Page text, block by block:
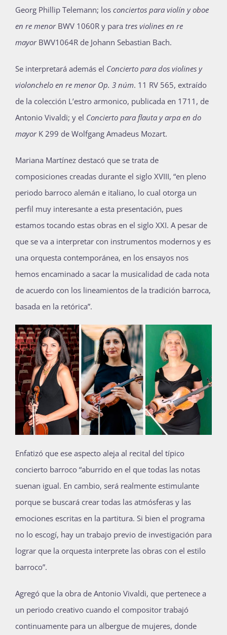
Georg Phillip Telemann; los conciertos para violín y oboe
en re menorBWV 1060R y para tres violines en re
mayorBWV1064R de Johann Sebastian Bach.
Se interpretará además el Concierto para dos violines y
violonchelo en re menor Op. 3 núm. 11 RV 565, extraído
de la colección L’estro armonico, publicada en 1711, de
Antonio Vivaldi; y el Concierto para flauta y arpa en do
mayorK 299 de Wolfgang Amadeus Mozart.
Mariana Martínez destacó que se trata de
composiciones creadas durante el siglo XVIII, “en pleno
periodo barroco alemán e italiano, lo cual otorga un
perfil muy interesante a esta presentación, pues
estamos tocando estas obras en el siglo XXI. A pesar de
que se va a interpretar con instrumentos modernos y es
una orquesta contemporánea, en los ensayos nos
hemos encaminado a sacar la musicalidad de cada nota
de acuerdo con los lineamientos de la tradición barroca,
basada en la retórica”.
Enfatizó que ese aspecto aleja al recital del típico
concierto barroco “aburrido en el que todas las notas
suenan igual. En cambio, será realmente estimulante
porque se buscará crear todas las atmósferas y las
emociones escritas en la partitura. Si bien el programa
no lo escogí, hay un trabajo previo de investigación para
lograr que la orquesta interprete las obras con el estilo
barroco”.
Agregó que la obra de Antonio Vivaldi, que pertenece a
un periodo creativo cuando el compositor trabajó
continuamente para un albergue de mujeres, donde